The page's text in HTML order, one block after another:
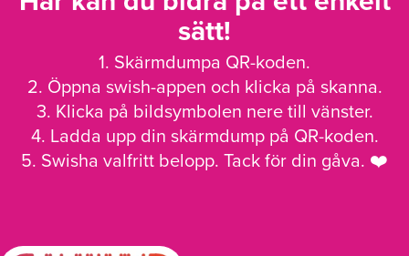
sätt!
1. Skärmdumpa QR-koden.
2. Öppna swish-appen och klicka på skanna.
3. Klicka på bildsymbolen nere till vänster.
4. Ladda upp din skärmdump på QR-koden.
5. Swisha valfritt belopp. Tack för din gåva. ❤️